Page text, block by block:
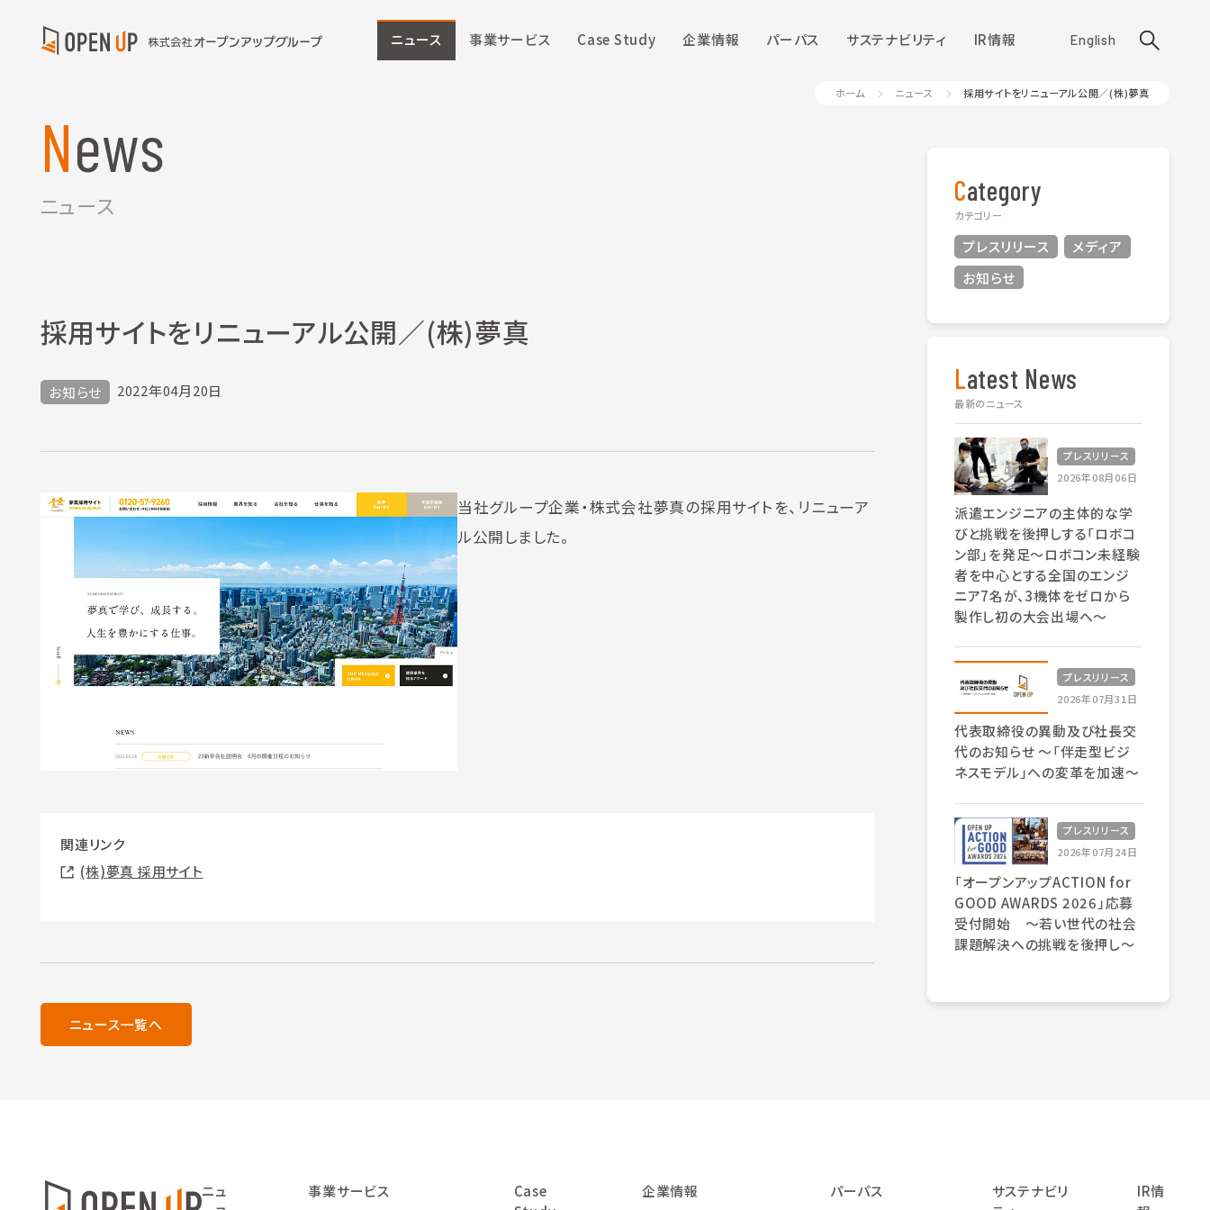
ニュース 事業サービス Case Study 企業情報 パーパス サステナビリティ IR情報 English
ホーム ニュース 採用サイトをリニューアル公開／(株)夢真
News
ニュース
採用サイトをリニューアル公開／(株)夢真
お知らせ 2022年04月20日
当社グループ企業・株式会社夢真の採用サイトを、リニューア
ル公開しました。
関連リンク
(株)夢真 採用サイト
ニュース一覧へ
Category
カテゴリー
プレスリリース
メディア
お知らせ
Latest News
最新のニュース
プレスリリース
2026年08月06日
派遣エンジニアの主体的な学
びと挑戦を後押しする「ロボコ
ン部」を発足～ロボコン未経験
者を中心とする全国のエンジ
ニア7名が、3機体をゼロから
製作し初の大会出場へ～
プレスリリース
2026年07月31日
代表取締役の異動及び社長交
代のお知らせ 〜「伴走型ビジ
ネスモデル」への変革を加速〜
プレスリリース
2026年07月24日
「オープンアップACTION for
GOOD AWARDS 2026」応募
受付開始 〜若い世代の社会
課題解決への挑戦を後押し〜
ニュ
事業サービス
Case
企業情報 パーパス
サステナビリ
IR情